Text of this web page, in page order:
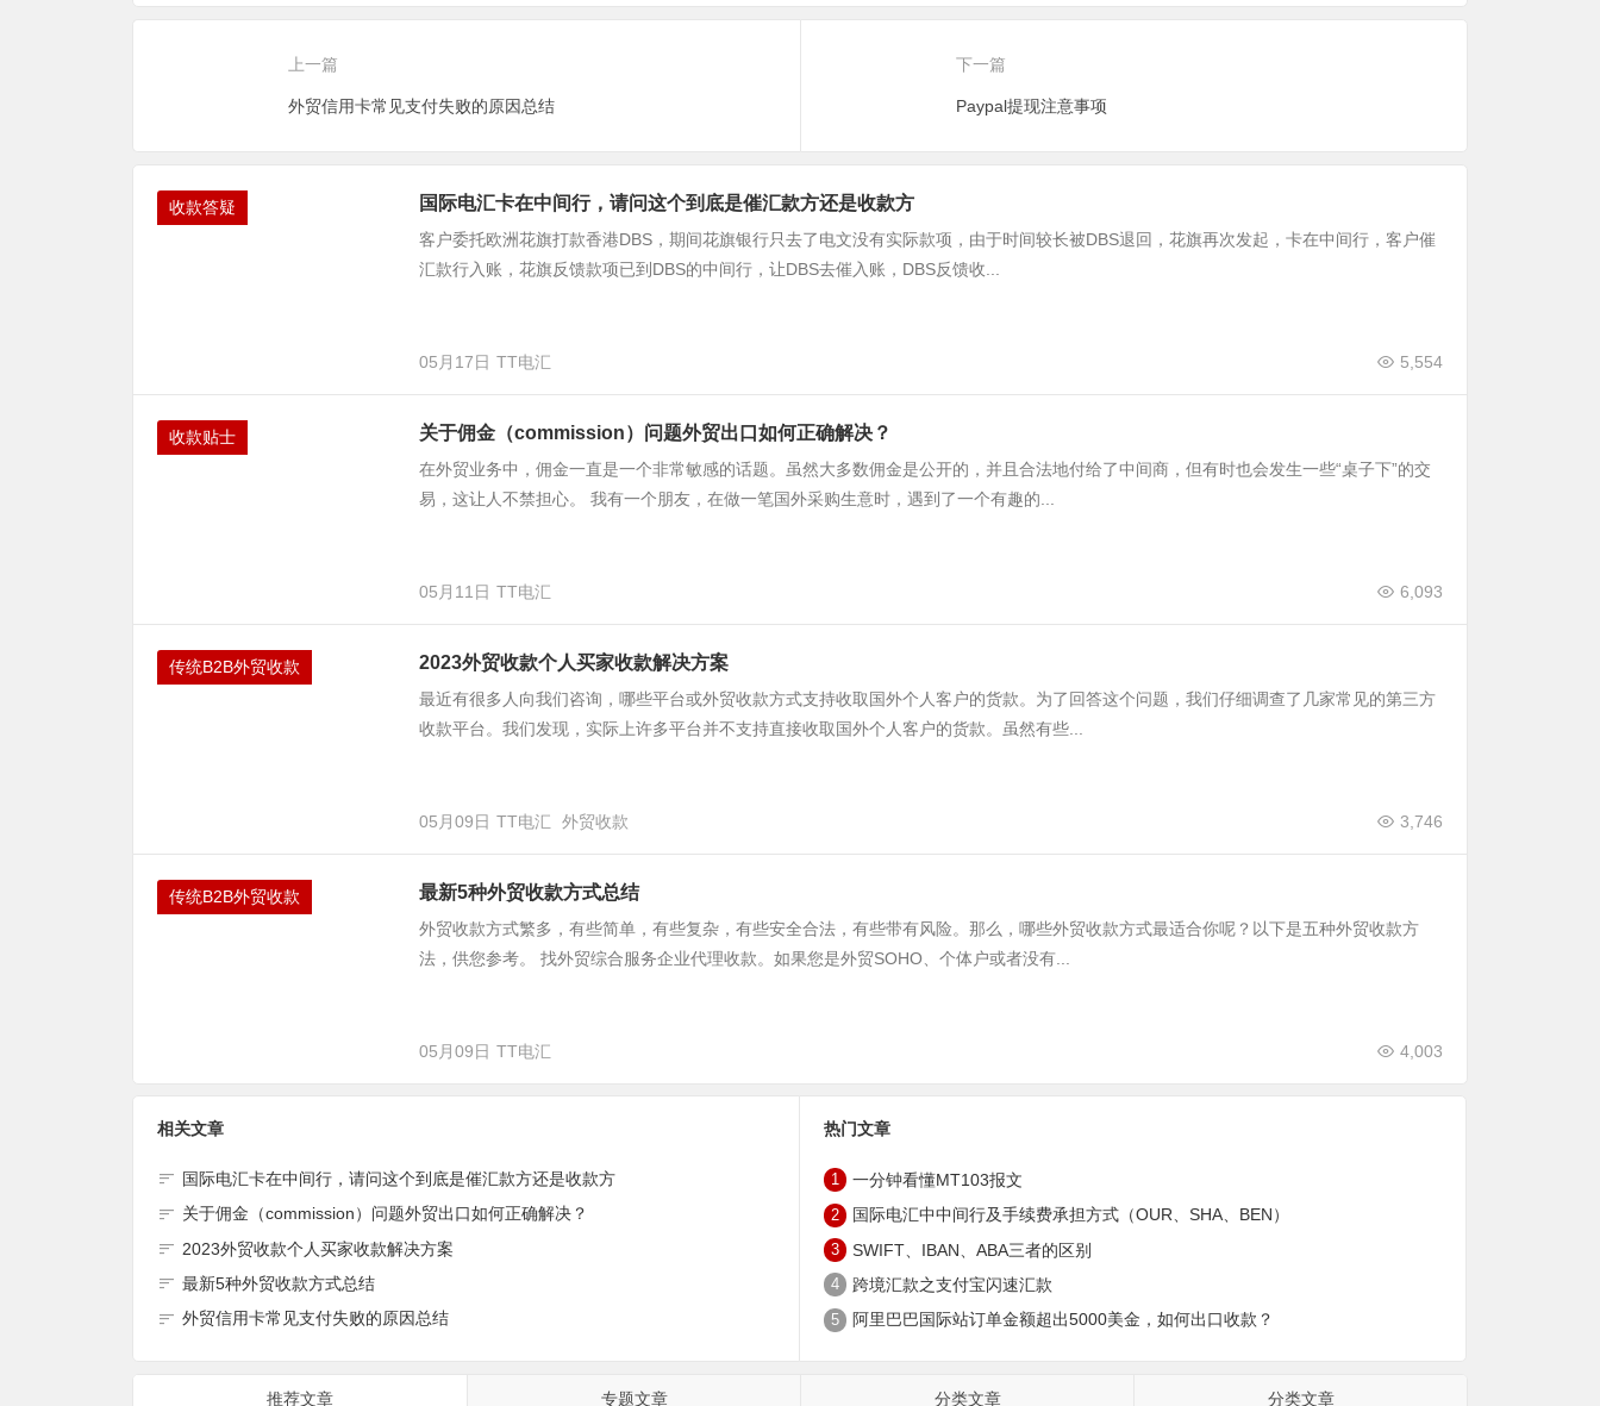
上一篇
外贸信用卡常见支付失败的原因总结
下一篇
Paypal提现注意事项
收款答疑 国际电汇卡在中间行，请问这个到底是催汇款方还是收款方
客户委托欧洲花旗打款香港DBS，期间花旗银行只去了电文没有实际款项，由于时间较长被DBS退回，花旗再次发起，卡在中间行，客户催
汇款行入账，花旗反馈款项已到DBS的中间行，让DBS去催入账，DBS反馈收...
05月17日 5,554
TT电汇
收款贴士 关于佣金（commission）问题外贸出口如何正确解决？
在外贸业务中，佣金一直是一个非常敏感的话题。虽然大多数佣金是公开的，并且合法地付给了中间商，但有时也会发生一些“桌子下”的交
易，这让人不禁担心。 我有一个朋友，在做一笔国外采购生意时，遇到了一个有趣的...
05月11日 6,093
TT电汇
传统B2B外贸收款 2023外贸收款个人买家收款解决方案
最近有很多人向我们咨询，哪些平台或外贸收款方式支持收取国外个人客户的货款。为了回答这个问题，我们仔细调查了几家常见的第三方
收款平台。我们发现，实际上许多平台并不支持直接收取国外个人客户的货款。虽然有些...
05月09日 3,746
TT电汇 外贸收款
传统B2B外贸收款 最新5种外贸收款方式总结
外贸收款方式繁多，有些简单，有些复杂，有些安全合法，有些带有风险。那么，哪些外贸收款方式最适合你呢？以下是五种外贸收款方
法，供您参考。 找外贸综合服务企业代理收款。如果您是外贸SOHO、个体户或者没有...
05月09日 4,003
TT电汇
相关文章
国际电汇卡在中间行，请问这个到底是催汇款方还是收款方
关于佣金（commission）问题外贸出口如何正确解决？
2023外贸收款个人买家收款解决方案
最新5种外贸收款方式总结
外贸信用卡常见支付失败的原因总结
热门文章
1 一分钟看懂MT103报文
2 国际电汇中中间行及手续费承担方式（OUR、SHA、BEN）
3 SWIFT、IBAN、ABA三者的区别
4 跨境汇款之支付宝闪速汇款
5 阿里巴巴国际站订单金额超出5000美金，如何出口收款？
推荐文章 专题文章 分类文章 分类文章